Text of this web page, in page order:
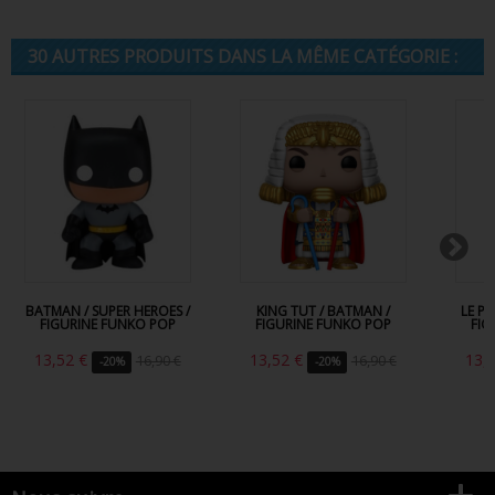
30 AUTRES PRODUITS DANS LA MÊME CATÉGORIE :
BATMAN / SUPER HEROES /
FIGURINE FUNKO POP
13,52 € -20% 16,90 €
KING TUT / BATMAN /
FIGURINE FUNKO POP
13,52 € -20% 16,90 €
LE